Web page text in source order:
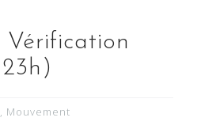
, Mouvement